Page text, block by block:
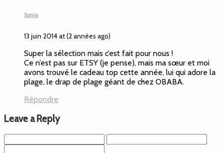
Sonia
13 juin 2014 at (2 années ago)
Super la sélection mais c’est fait pour nous !
Ce n’est pas sur ETSY (je pense), mais ma sœur et moi
avons trouvé le cadeau top cette année, lui qui adore la
plage, le drap de plage géant de chez OBABA.
Répondre
Leave a Reply